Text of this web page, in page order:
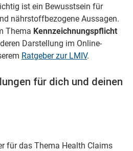
ist ein Bewusstsein für
nährstoffbezogene Aussagen.
Thema Kennzeichnungspflicht
Darstellung im Online-
Ratgeber zur LMIV.
für dich und deinen
für das Thema Health Claims